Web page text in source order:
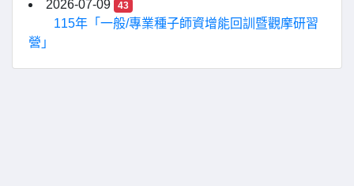
2026-07-09
43
115年「一般/專業種子師資增能回訓暨觀摩研習
營」